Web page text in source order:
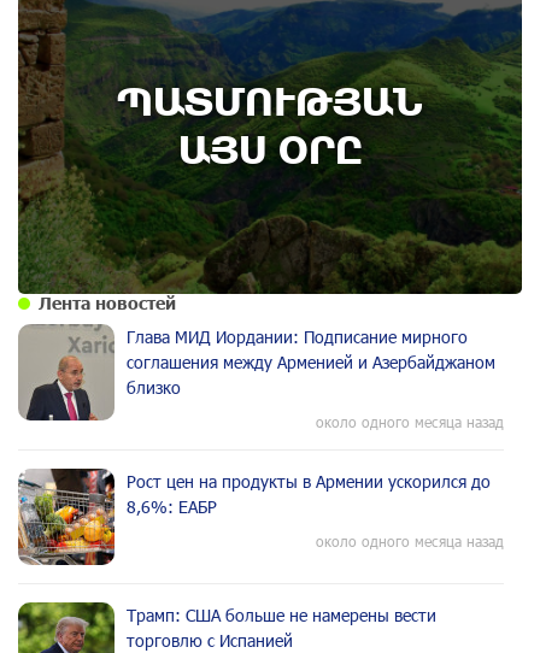
ՊԱՏՄՈՒԹՅԱՆ
ԱՅՍ ՕՐԸ
8th of August
Административный суд удовлетворил иск ААЦ
по делу монастыря Ованаванк
Лента новостей
Глава МИД Иордании: Подписание мирного
соглашения между Арменией и Азербайджаном
близко
около одного месяца назад
Рост цен на продукты в Армении ускорился до
8,6%: ЕАБР
около одного месяца назад
Трамп: США больше не намерены вести
торговлю с Испанией